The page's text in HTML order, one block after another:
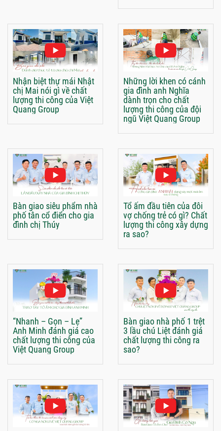
Nhận biệt thự mái Nhật
chị Mai nói gì về chất
lượng thi công của Việt
Quang Group
Những lời khen có cánh
gia đình anh Nghĩa
dành trọn cho chất
lượng thi công của đội
ngũ Việt Quang Group
Bàn giao siêu phẩm nhà
phố tân cổ điển cho gia
đình chị Thúy
Tổ ấm đầu tiên của đôi
vợ chống trẻ có gì? Chất
lượng thi công xây dựng
ra sao?
“Nhanh – Gọn – Lẹ”
Anh Minh đánh giá cao
chất lượng thi công của
Việt Quang Group
Bàn giao nhà phố 1 trệt
3 lầu chú Liệt đánh giá
chất lượng thi công ra
sao?